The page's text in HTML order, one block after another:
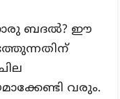
ബദൽ? ഈ
വരും.